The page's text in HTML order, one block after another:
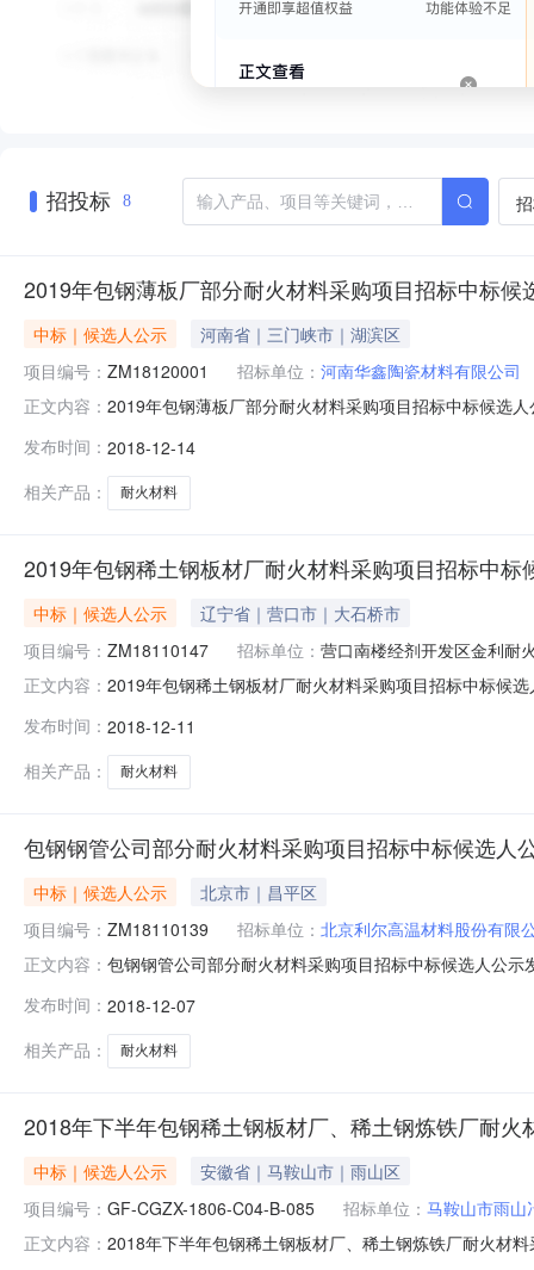
招投标 8
2019年包钢薄板厂部分耐火材料采购项目招标中标候
中标｜候选人公示
河南省｜三门峡市｜湖滨区
项目编号： ZM18120001 招标单位： 河南华鑫陶瓷材料有限公司
正文内容： 2019年包钢薄板厂部分耐火材料采购项目招标中标候选
2018年12月17日6.评标结果该项目采用经评审的最低投
发布时间： 2018-12-14
相关产品：
耐火材料
2019年包钢稀土钢板材厂耐火材料采购项目招标中标
中标｜候选人公示
辽宁省｜营口市｜大石桥市
项目编号： ZM18110147 招标单位： 营口南楼经剂开发区金利耐
正文内容： 2019年包钢稀土钢板材厂耐火材料采购项目招标中标候
期：2018年12月11日至2018年12月13日6.评标结果该
发布时间： 2018-12-11
相关产品：
耐火材料
包钢钢管公司部分耐火材料采购项目招标中标候选人
中标｜候选人公示
北京市｜昌平区
项目编号： ZM18110139 招标单位： 北京利尔高温材料股份有限
正文内容： 包钢钢管公司部分耐火材料采购项目招标中标候选人公
荐中标候选人名单如下，现予以公示：标段品名计量单
发布时间： 2018-12-07
相关产品：
耐火材料
2018年下半年包钢稀土钢板材厂、稀土钢炼铁厂耐
中标｜候选人公示
安徽省｜马鞍山市｜雨山区
项目编号： GF-CGZX-1806-C04-B-085 招标单位： 马鞍山市雨山
正文内容： 2018年下半年包钢稀土钢板材厂、稀土钢炼铁厂耐火材